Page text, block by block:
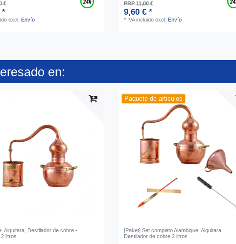
€
*
excl. Envío
PRP 11,00 €
9,60 € *
* IVA incluido excl. Envío
en:
Alquitara, Destilador de cobre -
litros
Paquete de articulos
[Paket] Set completo Alambique, Alquitara,
Destilador de cobre 2 litros